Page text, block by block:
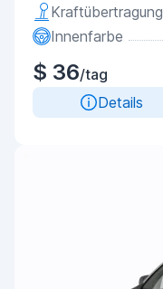
Kraftübertragung
Innenfarbe
$ 36/tag
Details